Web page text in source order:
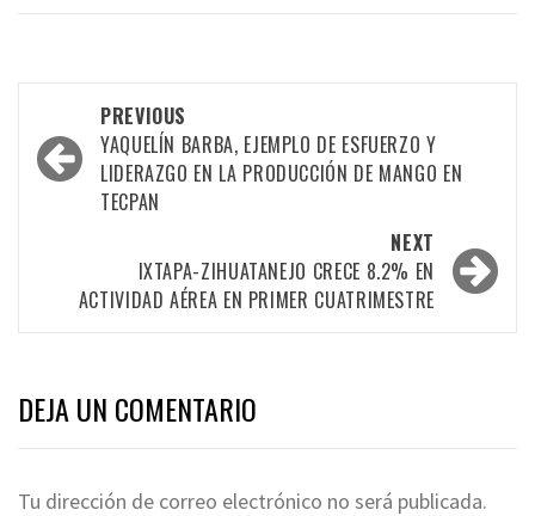
navigation
PREVIOUS
YAQUELÍN BARBA, EJEMPLO DE ESFUERZO Y
LIDERAZGO EN LA PRODUCCIÓN DE MANGO EN
TECPAN
NEXT
IXTAPA-ZIHUATANEJO CRECE 8.2% EN
ACTIVIDAD AÉREA EN PRIMER CUATRIMESTRE
DEJA UN COMENTARIO
Tu dirección de correo electrónico no será publicada.